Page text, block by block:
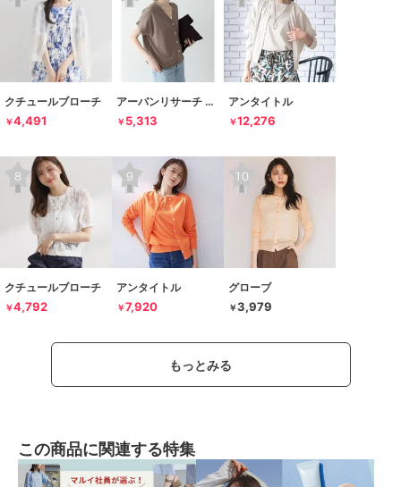
クチュールブローチ
￥4,491
アーバンリサーチ サニーレーベル
￥ 5,313
アンタイトル
￥12,276
クチュールブローチ
￥4,792
アンタイトル
￥7,920
グローブ
￥3,979
もっとみる
この商品に関連する特集